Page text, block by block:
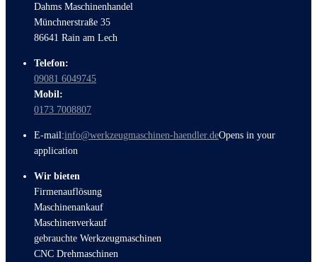
Dahms Maschinenhandel
Münchnerstraße 35
86641 Rain am Lech
Telefon:
09081 6049745
Mobil:
0173 7008807
E-mail:info@werkzeugmaschinen-haendler.deOpens in your
application
Wir bieten
Firmenauflösung
Maschinenankauf
Maschinenverkauf
gebrauchte Werkzeugmaschinen
CNC Drehmaschinen